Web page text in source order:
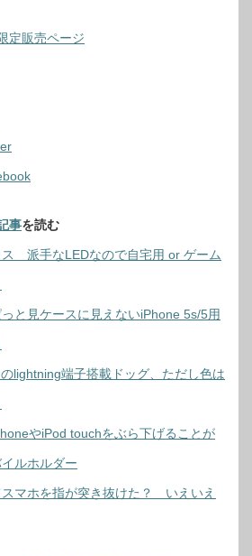
定販売ページ
事を読む
派手なLEDなので自宅用 or ゲーム
見ケースに見えないiPhone 5s/5用
lightning端子搭載ドッグ、ただし色は
やiPod touchをぶら下げることが
ルホルダー
マホを指が突き抜けた？ いえいえ